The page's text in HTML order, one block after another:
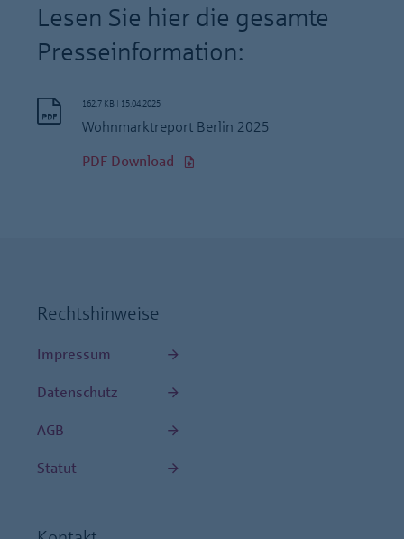
Lesen Sie hier die gesamte
Presseinformation:
162.7 KB | 15.04.2025
Wohnmarktreport Berlin 2025
PDF Download
Rechtshinweise
Impressum
Datenschutz
AGB
Statut